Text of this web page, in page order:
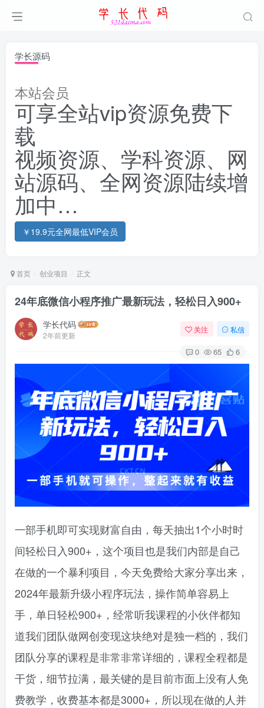
学长源码
本站会员
可享全站vip资源免费下
载
视频资源、学科资源、网
站源码、全网资源陆续增
加中…
￥19.9元全网最低VIP会员
首页 创业项目 正文
24年底微信小程序推广最新玩法，轻松日入900+
学长代码
2年前更新
关注 私信
0 65 6
一部手机即可实现财富自由，每天抽出1个小时时
间轻松日入900+，这个项目也是我们内部是自己
在做的一个暴利项目，今天免费给大家分享出来，
2024年最新升级小程序玩法，操作简单容易上
手，单日轻松900+，经常听我课程的小伙伴都知
道我们团队做网创变现这块绝对是独一档的，我们
团队分享的课程是非常非常详细的，课程全程都是
干货，细节拉满，最关键的是目前市面上没有人免
费教学，收费基本都是3000+，所以现在做的人并